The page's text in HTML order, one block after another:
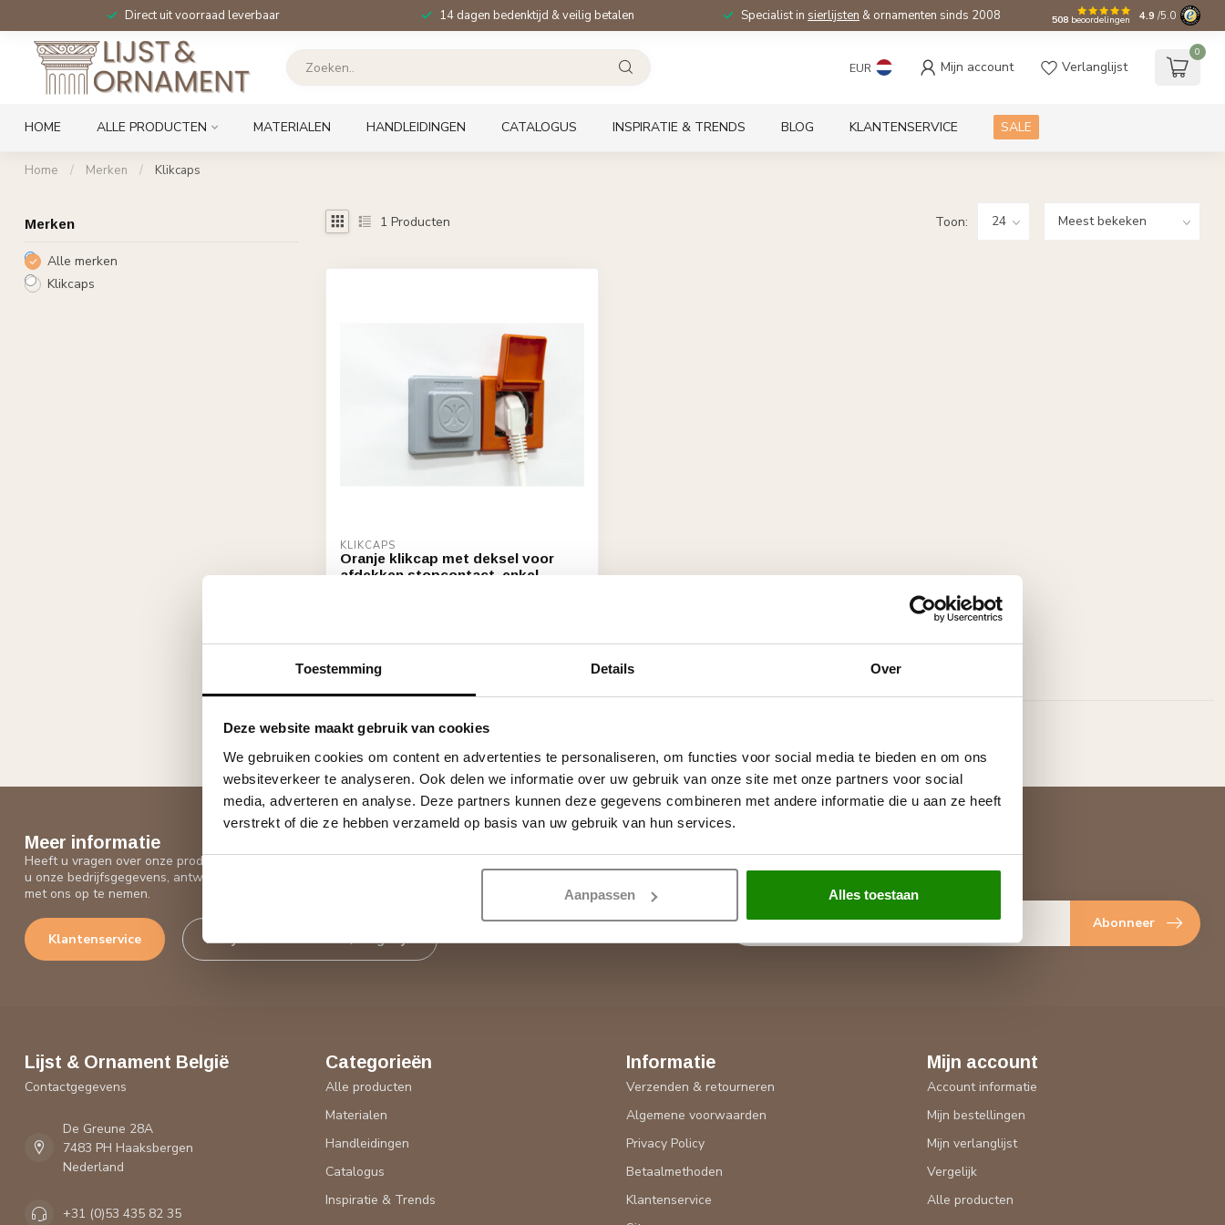
Toestemming Details Over
Deze website maakt gebruik van cookies
We gebruiken cookies om content en advertenties te personaliseren, om functies voor social media te bieden en om ons
websiteverkeer te analyseren. Ook delen we informatie over uw gebruik van onze site met onze partners voor social
media, adverteren en analyse. Deze partners kunnen deze gegevens combineren met andere informatie die u aan ze heeft
verstrekt of die ze hebben verzameld op basis van uw gebruik van hun services.
Aanpassen Alles toestaan
Direct uit voorraad leverbaar 14 dagen bedenktijd & veilig betalen Specialist in sierlijsten & ornamenten sinds 2008 508 beoordelingen 4.9 /5.0
EUR Mijn account Verlanglijst
0
HOME ALLE PRODUCTEN MATERIALEN HANDLEIDINGEN CATALOGUS INSPIRATIE & TRENDS BLOG KLANTENSERVICE SALE
Home / Merken / Klikcaps
Merken
Alle merken
Klikcaps
1 Producten Toon:
KLIKCAPS
Oranje klikcap met deksel voor
afdekken stopcontact, enkel
Toon1-1van 1
Meer informatie
Heeft u vragen over onze producten of uw aankoop? Bezoek dan onze klantenservicepagina. Hier vindt
u onze bedrijfsgegevens, antwoorden op veelgestelde vragen en verschillende manieren om contact
met ons op te nemen.
Klantenservice Bekijk onze showroom / magazijn
Abonneer je op onze nieuwsbrief
Blijf op de hoogte over onze laatste acties
Abonneer
Lijst & Ornament België
Contactgegevens
De Greune 28A
7483 PH Haaksbergen
Nederland
+31 (0)53 435 82 35
Categorieën
Alle producten
Materialen
Handleidingen
Catalogus
Inspiratie & Trends
Informatie
Verzenden & retourneren
Algemene voorwaarden
Privacy Policy
Betaalmethoden
Klantenservice
Mijn account
Account informatie
Mijn bestellingen
Mijn verlanglijst
Vergelijk
Alle producten